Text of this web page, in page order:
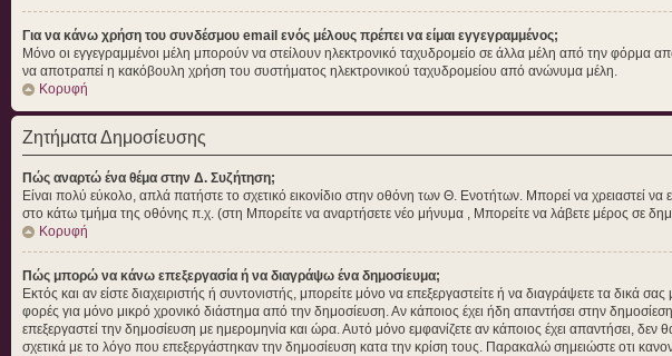
Για να κάνω χρήση του συνδέσμου email ενός μέλους πρέπει να είμαι εγγεγραμμένος;
Μόνο οι εγγεγραμμένοι μέλη μπορούν να στείλουν ηλεκτρονικό ταχυδρομείο σε άλλα μέλη από την φόρμα
να αποτραπεί η κακόβουλη χρήση του συστήματος ηλεκτρονικού ταχυδρομείου από ανώνυμα μέλη.
Κορυφή
Ζητήματα Δημοσίευσης
Πώς αναρτώ ένα θέμα στην Δ. Συζήτηση;
Είναι πολύ εύκολο, απλά πατήστε το σχετικό εικονίδιο στην οθόνη των Θ. Ενοτήτων. Μπορεί να χρειαστεί
στο κάτω τμήμα της οθόνης π.χ. (στη Μπορείτε να αναρτήσετε νέο μήνυμα , Μπορείτε να λάβετε μέρος σε
Κορυφή
Πώς μπορώ να κάνω επεξεργασία ή να διαγράψω ένα δημοσίευμα;
Εκτός και αν είστε διαχειριστής ή συντονιστής, μπορείτε μόνο να επεξεργαστείτε ή να διαγράψετε τα δικά
φορές για μόνο μικρό χρονικό διάστημα από την δημοσίευση. Αν κάποιος έχει ήδη απαντήσει στην
επεξεργαστεί την δημοσίευση με ημερομηνία και ώρα. Αυτό μόνο εμφανίζετε αν κάποιος έχει απαντήσει,
σχετικά με το λόγο που επεξεργάστηκαν την δημοσίευση κατα την κρίση τους. Παρακαλώ σημειώστε οτι